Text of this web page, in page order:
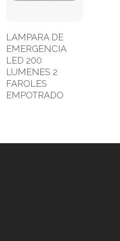
Leer Más
LAMPARA DE
EMERGENCIA
LED 200
LUMENES 2
FAROLES
EMPOTRADO